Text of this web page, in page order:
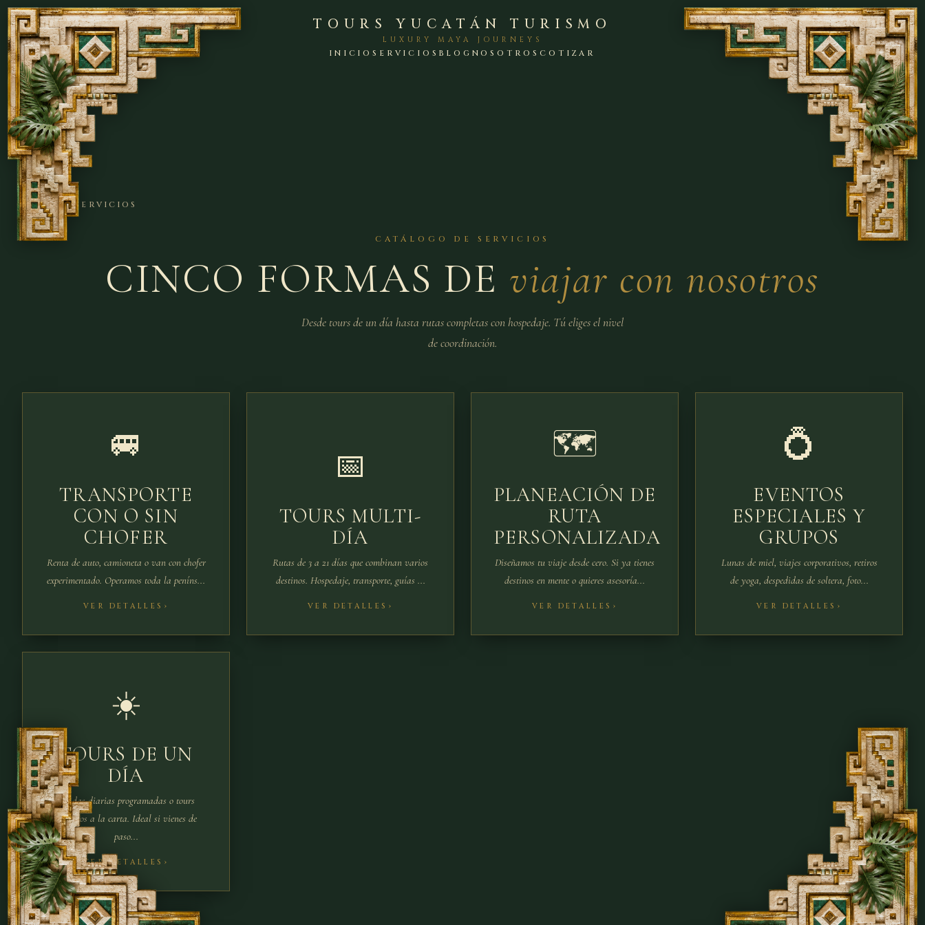
TOURS YUCATÁN TURISMO
LUXURY MAYA JOURNEYS
INICIOSERVICIOS BLOG NOSOTROS COTIZAR
INICIO› SERVICIOS
CATÁLOGO DE SERVICIOS
CINCO FORMAS DE viajar con nosotros
Desde tours de un día hasta rutas completas con hospedaje. Tú eliges el nivel
de coordinación.
🚐
TRANSPORTE
CON O SIN
CHOFER
Renta de auto, camioneta o van con chofer
experimentado. Operamos toda la peníns...
VER DETALLES
📅
TOURS MULTI-
DÍA
Rutas de 3 a 21 días que combinan varios
destinos. Hospedaje, transporte, guías ...
VER DETALLES
🗺️
PLANEACIÓN DE
RUTA
PERSONALIZADA
Diseñamos tu viaje desde cero. Si ya tienes
destinos en mente o quieres asesoría...
VER DETALLES
💍
EVENTOS
ESPECIALES Y
GRUPOS
Lunas de miel, viajes corporativos, retiros
de yoga, despedidas de soltera, foto...
VER DETALLES
☀️
TOURS DE UN
DÍA
Salidas diarias programadas o tours
privados a la carta. Ideal si vienes de
paso...
VER DETALLES